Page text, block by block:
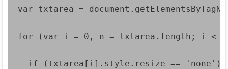
var txtarea =
for (var i = 0, n = txtarea.length; i <
if (txtarea[i].style.resize == 'none')